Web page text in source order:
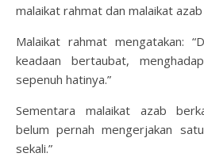
malaikat rahmat dan malaikat
Malaikat rahmat mengatakan:
keadaan bertaubat,
sepenuh hatinya.”
Sementara malaikat azab
belum pernah mengerjakan
sekali.”